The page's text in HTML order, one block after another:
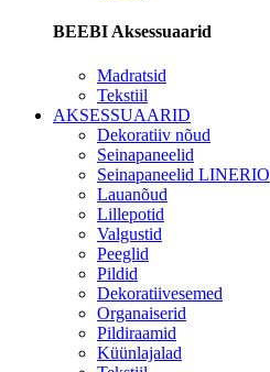
BEEBI Aksessuaarid
Madratsid
Tekstiil
AKSESSUAARID
Dekoratiiv nõud
Seinapaneelid
Seinapaneelid LINERIO
Lauanõud
Lillepotid
Valgustid
Peeglid
Pildid
Dekoratiivesemed
Organaiserid
Pildiraamid
Küünlajalad